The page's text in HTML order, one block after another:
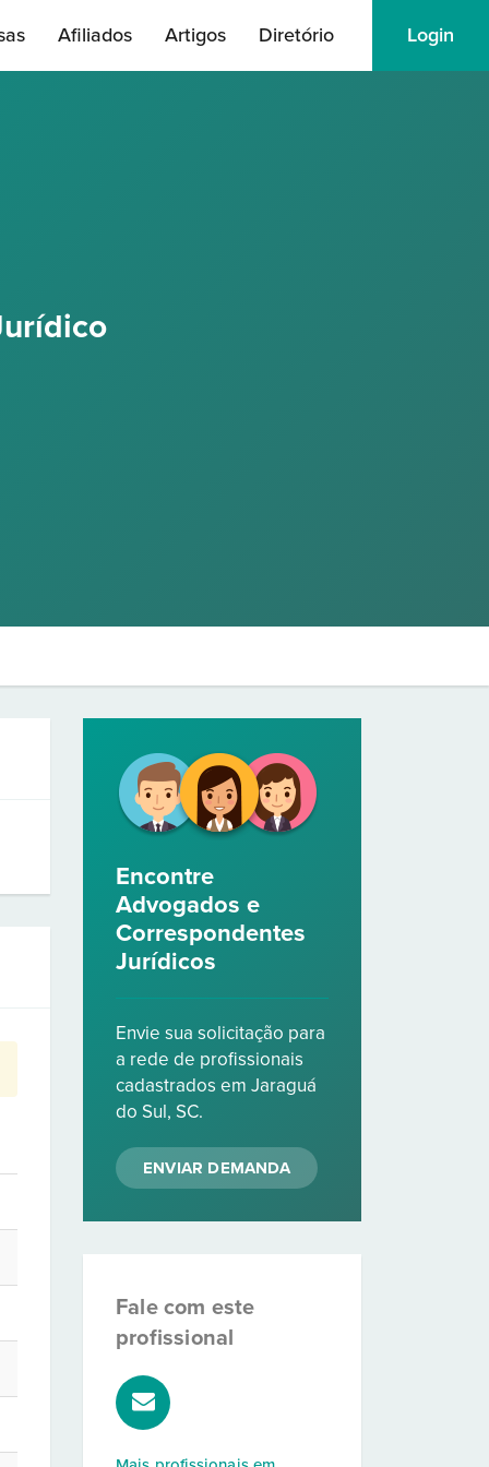
Afiliados Artigos Diretório Login
Encontre
Advogados e
Correspondentes
Jurídicos
Envie sua solicitação para
a rede de profissionais
cadastrados em Jaraguá
do Sul, SC.
ENVIAR DEMANDA
Fale com este
profissional